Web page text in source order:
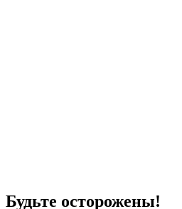
Будьте осторожены!